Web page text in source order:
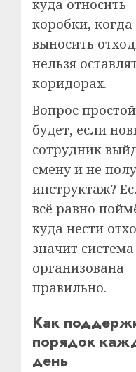
куда относить
коробки, когда
выносить
нельзя
коридорах.
Вопрос
будет, если
сотрудник
смену и не
инструктаж?
всё равно
куда нести
значит система
организована
правильно.
Как
порядок
день